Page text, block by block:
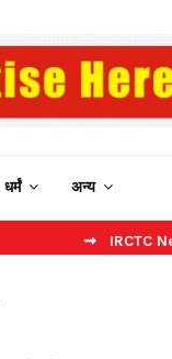
धर्मं अन्य
⇝ IRCTC New